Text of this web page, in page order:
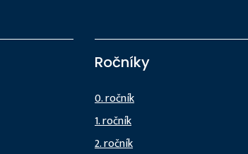
Ročníky
0. ročník
1. ročník
2. ročník